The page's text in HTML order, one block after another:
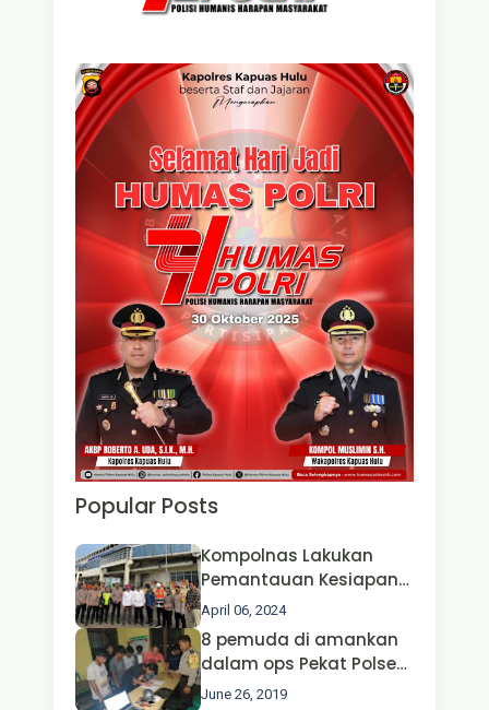
Popular Posts
Kompolnas Lakukan
Pemantauan Kesiapan
Operasi Ketupat 2024 di
Polda Jatim Bersama
Kapolri dan Menteri
Perhubungan
April 06, 2024
8 pemuda di amankan
dalam ops Pekat Polsek
Jongkong
June 26, 2019